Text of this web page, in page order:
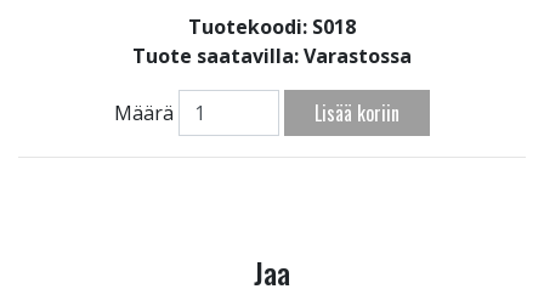
Tuotekoodi: S018
Tuote saatavilla:Varastossa
Määrä Lisää koriin
Jaa